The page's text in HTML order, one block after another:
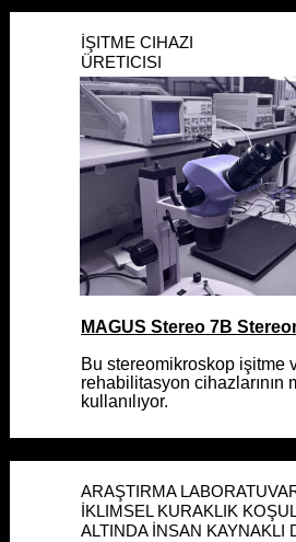
İŞITME CIHAZI ÜRETICISI
MAGUS Stereo 7B
Bu stereomikroskop işitme
rehabilitasyon cihazlarının
kullanılıyor.
MAGUS Stereo 7B
Bu stereomikroskop işitme
rehabilitasyon cihazlarının
kullanılıyor.
İŞITME CIHAZI
ÜRETICISI
ARAŞTIRMA
İKLIMSEL KURAKLIK
ALTINDA İNSAN KAYNAKLI
ARAŞTIRMA
İKLIMSEL KURAKLIK
ALTINDA İNSAN KAYNAKLI